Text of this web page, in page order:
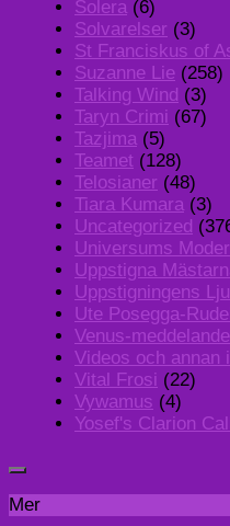
Solera (6)
Solvarelser (3)
St Franciskus of
Suzanne Lie (258)
Talking Wind (3)
Taryn Crimi (67)
Tazjima (5)
Teamet (128)
Telosianer (48)
Tiara Kumara (3)
Uncategorized
Universums Moder
Uppstigna
Uppstigningens
Ute Posegga-Rudel
Venus-
Videos och annan
Vital Frosi (22)
Vywamus (4)
Yosef's Clarion
Mer